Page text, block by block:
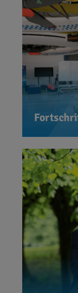
Dabei
mit dem
halten
diese
Wir
der
für